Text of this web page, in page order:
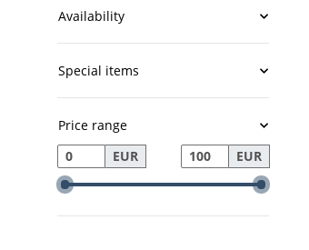
Availability
Special items
Price range
EUR
EUR